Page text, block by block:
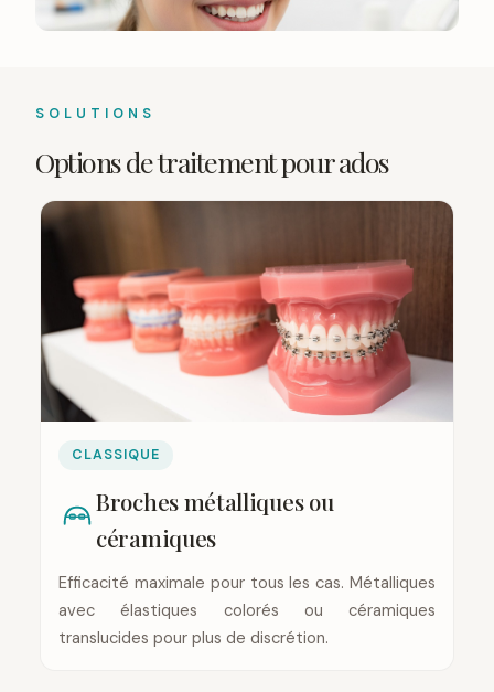
SOLUTIONS
Options de traitement pour ados
CLASSIQUE
Broches métalliques ou
céramiques
Efficacité maximale pour tous les cas. Métalliques
avec élastiques colorés ou céramiques
translucides pour plus de discrétion.